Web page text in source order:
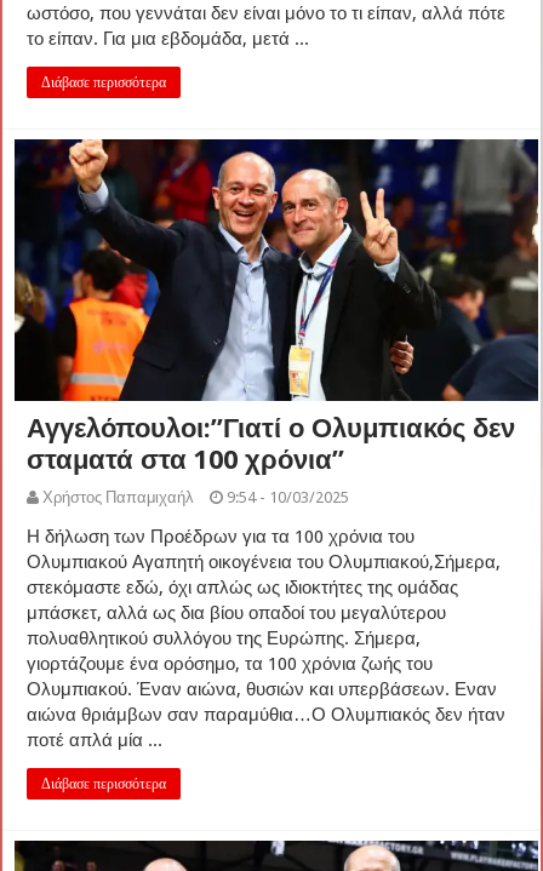
ωστόσο, που γεννάται δεν είναι μόνο το τι είπαν, αλλά πότε
το είπαν. Για μια εβδομάδα, μετά ...
Διάβασε περισσότερα
Αγγελόπουλοι:”Γιατί ο Ολυμπιακός δεν
σταματά στα 100 χρόνια”
Χρήστος Παπαμιχαήλ 9:54 - 10/03/2025
Η δήλωση των Προέδρων για τα 100 χρόνια του
Ολυμπιακού Αγαπητή οικογένεια του Ολυμπιακού,Σήμερα,
στεκόμαστε εδώ, όχι απλώς ως ιδιοκτήτες της ομάδας
μπάσκετ, αλλά ως δια βίου οπαδοί του μεγαλύτερου
πολυαθλητικού συλλόγου της Ευρώπης. Σήμερα,
γιορτάζουμε ένα ορόσημο, τα 100 χρόνια ζωής του
Ολυμπιακού. Έναν αιώνα, θυσιών και υπερβάσεων. Εναν
αιώνα θριάμβων σαν παραμύθια…Ο Ολυμπιακός δεν ήταν
ποτέ απλά μία ...
Διάβασε περισσότερα